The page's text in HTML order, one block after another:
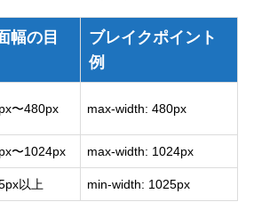
幅の目
ブレイクポイント
例
〜480px max-width: 480px
〜1024px max-width: 1024px
以上 min-width: 1025px